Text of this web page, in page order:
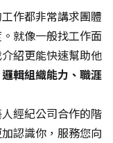
作都非常講求團體
就像一般找工作面
紹更能快速幫助他
輯組織能力、職涯
經紀公司合作的階
認識你，服務您向